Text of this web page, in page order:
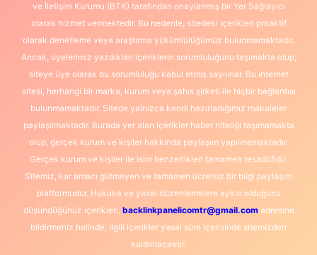
ve İletişim Kurumu (BTK) tarafından onaylanmış bir Yer Sağlayıcı
olarak hizmet vermektedir. Bu nedenle, sitedeki içerikleri proaktif
olarak denetleme veya araştırma yükümlülüğümüz bulunmamaktadır.
Ancak, üyelerimiz yazdıkları içeriklerin sorumluluğunu taşımakta olup,
siteye üye olarak bu sorumluluğu kabul etmiş sayılırlar. Bu internet
sitesi, herhangi bir marka, kurum veya şahıs şirketi ile hiçbir bağlantısı
bulunmamaktadır. Sitede yalnızca kendi hazırladığımız makaleler
paylaşılmaktadır. Burada yer alan içerikler haber niteliği taşımamakta
olup, gerçek kurum ve kişiler hakkında paylaşım yapılmamaktadır.
Gerçek kurum ve kişiler ile isim benzerlikleri tamamen tesadüfidir.
Sitemiz, kar amacı gütmeyen ve tamamen ücretsiz bir bilgi paylaşım
platformudur. Hukuka ve yasal düzenlemelere aykırı olduğunu
düşündüğünüz içerikleri, backlinkpanelicomtr@gmail.comadresine
bildirmeniz halinde, ilgili içerikler yasal süre içerisinde sitemizden
kaldırılacaktır.